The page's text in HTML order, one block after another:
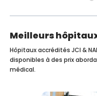
Meilleurs
Hôpitaux accrédités JCI &
disponibles à des prix
médical.